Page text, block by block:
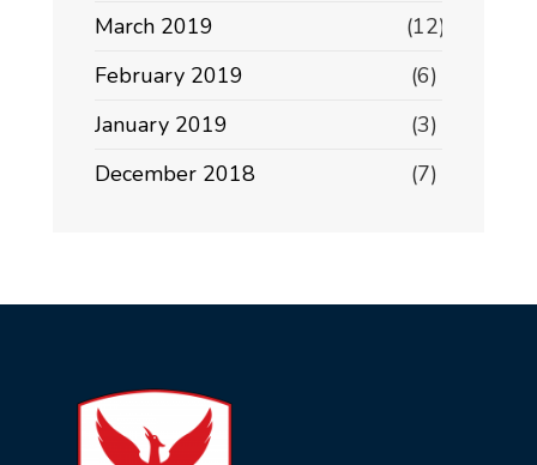
March 2019
(12)
February 2019
(6)
January 2019
(3)
December 2018
(7)